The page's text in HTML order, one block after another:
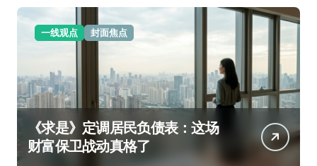
一线观点 封面焦点
《求是》定调居民负债表：这场
财富保卫战动真格了